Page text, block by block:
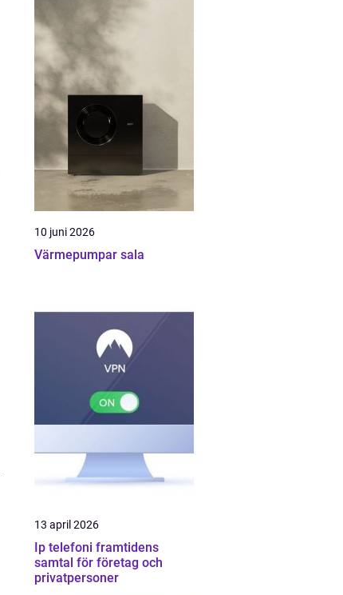
10 juni 2026
Värmepumpar sala
13 april 2026
Ip telefoni framtidens
samtal för företag och
privatpersoner